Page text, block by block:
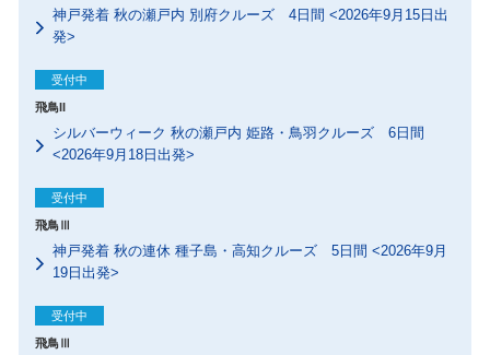
神戸発着 秋の瀬戸内 別府クルーズ 4日間 <2026年9月15日出
発>
飛鳥II
受付中
シルバーウィーク 秋の瀬戸内 姫路・鳥羽クルーズ 6日間
<2026年9月18日出発>
飛鳥Ⅲ
受付中
神戸発着 秋の連休 種子島・高知クルーズ 5日間 <2026年9月
19日出発>
飛鳥Ⅲ
受付中